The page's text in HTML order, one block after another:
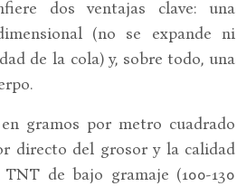
dos ventajas clave: una
(no se expande ni
de la cola) y, sobre todo, una
gramos por metro cuadrado
directo del grosor y la calidad
de bajo gramaje (100-130